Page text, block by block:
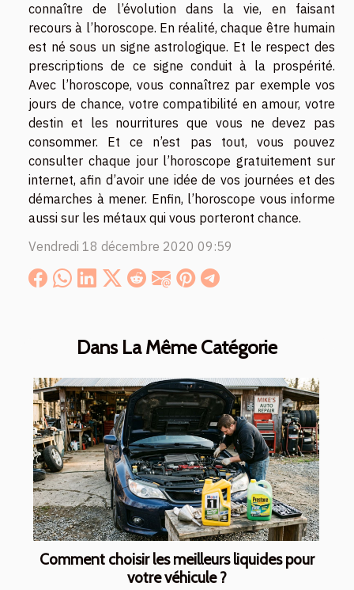
Dans La Même Catégorie
Comment choisir les meilleurs liquides pour
votre véhicule ?
connaître de l’évolution dans la vie, en faisant
recours à l’horoscope. En réalité, chaque être humain
est né sous un signe astrologique. Et le respect des
prescriptions de ce signe conduit à la prospérité.
Avec l’horoscope, vous connaîtrez par exemple vos
jours de chance, votre compatibilité en amour, votre
destin et les nourritures que vous ne devez pas
consommer. Et ce n’est pas tout, vous pouvez
consulter chaque jour l’horoscope gratuitement sur
internet, afin d’avoir une idée de vos journées et des
démarches à mener. Enfin, l’horoscope vous informe
aussi sur les métaux qui vous porteront chance.
Vendredi 18 décembre 2020 09:59